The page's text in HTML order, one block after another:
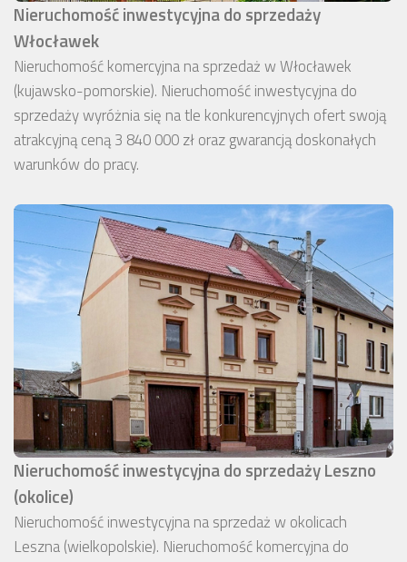
Nieruchomość inwestycyjna do sprzedaży
Włocławek
Nieruchomość komercyjna na sprzedaż w Włocławek
(kujawsko-pomorskie). Nieruchomość inwestycyjna do
sprzedaży wyróżnia się na tle konkurencyjnych ofert swoją
atrakcyjną ceną 3 840 000 zł oraz gwarancją doskonałych
warunków do pracy.
Nieruchomość inwestycyjna do sprzedaży Leszno
(okolice)
Nieruchomość inwestycyjna na sprzedaż w okolicach
Leszna (wielkopolskie). Nieruchomość komercyjna do